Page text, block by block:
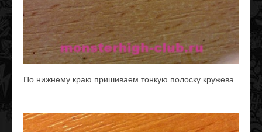
По нижнему краю пришиваем тонкую полоску кружева.